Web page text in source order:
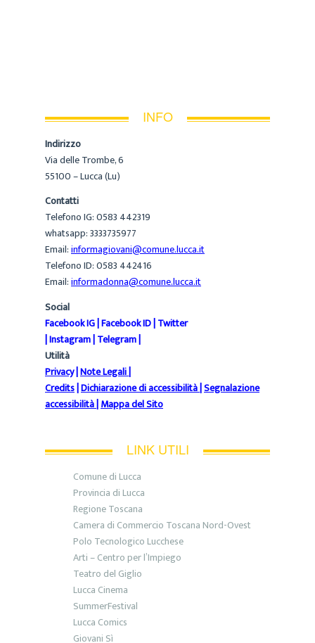
INFO
Indirizzo
Via delle Trombe, 6
55100 – Lucca (Lu)
Contatti
Telefono IG: 0583 442319
whatsapp: 3333735977
Email:informagiovani@comune.lucca.it
Telefono ID: 0583 442416
Email:informadonna@comune.lucca.it
Social
Facebook IG|Facebook ID|Twitter
|Instagram|Telegram|
Utilità
Privacy|Note Legali|
Credits|Dichiarazione di accessibilità|Segnalazione
accessibilità|Mappa del Sito
LINK UTILI
Comune di Lucca
Provincia di Lucca
Regione Toscana
Camera di Commercio Toscana Nord-Ovest
Polo Tecnologico Lucchese
Arti – Centro per l’Impiego
Teatro del Giglio
Lucca Cinema
SummerFestival
Lucca Comics
Giovani Sì